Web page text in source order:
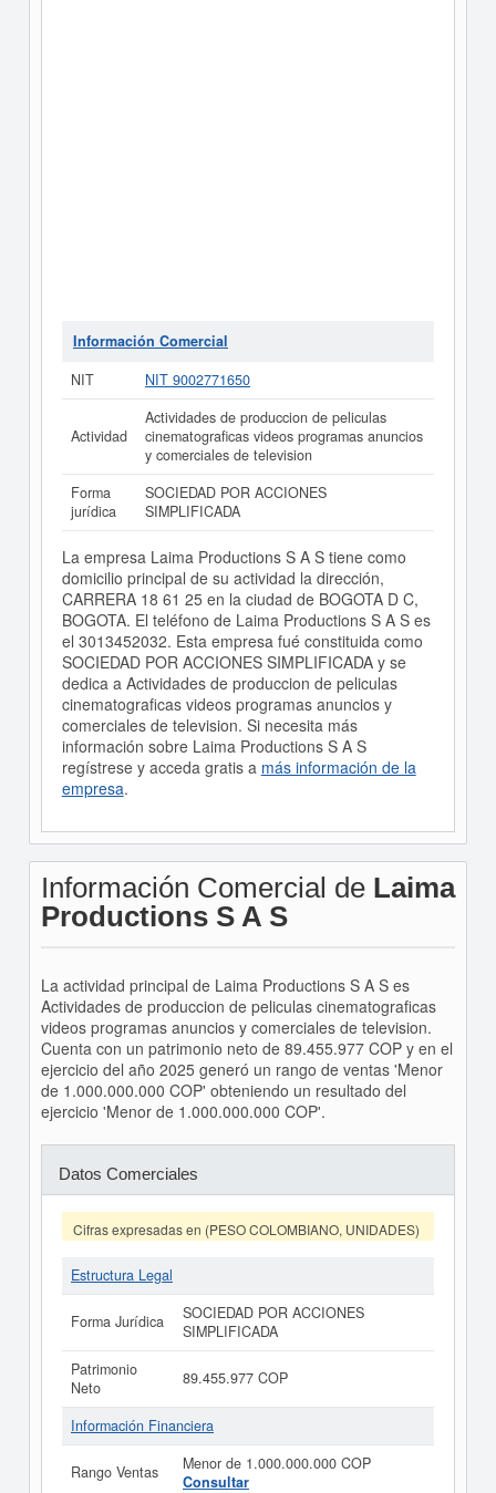
Información Comercial
NIT
NIT 9002771650
Actividad
Actividades de produccion de peliculas
cinematograficas videos programas anuncios
y comerciales de television
Forma
jurídica
SOCIEDAD POR ACCIONES
SIMPLIFICADA
La empresa Laima Productions S A S tiene como
domicilio principal de su actividad la dirección,
CARRERA 18 61 25 en la ciudad de BOGOTA D C,
BOGOTA. El teléfono de Laima Productions S A S es
el 3013452032. Esta empresa fué constituida como
SOCIEDAD POR ACCIONES SIMPLIFICADA y se
dedica a Actividades de produccion de peliculas
cinematograficas videos programas anuncios y
comerciales de television. Si necesita más
información sobre Laima Productions S A S
regístrese y acceda gratis a más información de la
empresa.
Información Comercial de Laima
Productions S A S
La actividad principal de Laima Productions S A S es
Actividades de produccion de peliculas cinematograficas
videos programas anuncios y comerciales de television.
Cuenta con un patrimonio neto de 89.455.977 COP y en el
ejercicio del año 2025 generó un rango de ventas 'Menor
de 1.000.000.000 COP' obteniendo un resultado del
ejercicio 'Menor de 1.000.000.000 COP'.
Datos Comerciales
Cifras expresadas en (PESO COLOMBIANO, UNIDADES)
Estructura Legal
Forma Jurídica
SOCIEDAD POR ACCIONES
SIMPLIFICADA
Patrimonio
Neto
89.455.977 COP
Información Financiera
Rango Ventas
Menor de 1.000.000.000 COP
Consultar